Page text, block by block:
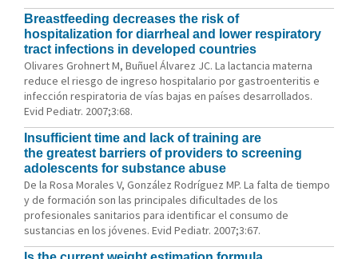
Breastfeeding decreases the risk of
hospitalization for diarrheal and lower respiratory
tract infections in developed countries
Olivares Grohnert M, Buñuel Álvarez JC. La lactancia materna
reduce el riesgo de ingreso hospitalario por gastroenteritis e
infección respiratoria de vías bajas en países desarrollados.
Evid Pediatr. 2007;3:68.
Insufficient time and lack of training are
the greatest barriers of providers to screening
adolescents for substance abuse
De la Rosa Morales V, González Rodríguez MP. La falta de tiempo
y de formación son las principales dificultades de los
profesionales sanitarios para identificar el consumo de
sustancias en los jóvenes. Evid Pediatr. 2007;3:67.